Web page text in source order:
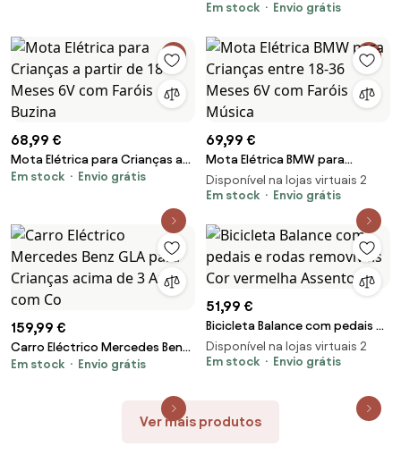
Carro elétrico qu
Em stock
Envio grátis
68,99 €
Mota Elétrica para Crianças a
partir de 18 Meses 6V com
Em stock Envio grátis
69,99 €
Mota Elétrica BMW para
Crianças entre 18-36 Meses 6V
com Faróis Música
Disponível na lojas virtuais 2
Em stock
Envio grátis
159,99 €
Carro Eléctrico Mercedes Benz
GLA para Crianças acima de 3
Em stock Envio grátis
51,99 €
Bicicleta Balance com pedais e
rodas removíveis Cor vermelha
Assento a
Disponível na lojas virtuais 2
Em stock
Envio grátis
Ver mais produtos